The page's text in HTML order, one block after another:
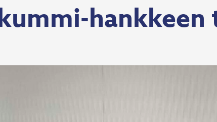
hankkeen